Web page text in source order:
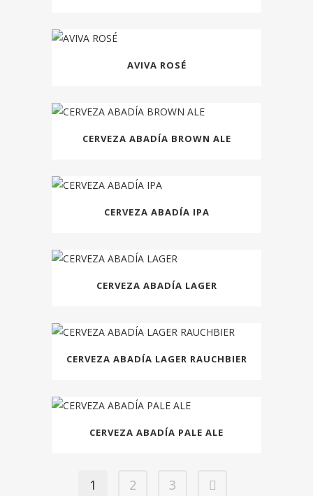
AVIVA ROSÉ
CERVEZA ABADÍA BROWN ALE
CERVEZA ABADÍA IPA
CERVEZA ABADÍA LAGER
CERVEZA ABADÍA LAGER RAUCHBIER
CERVEZA ABADÍA PALE ALE
1 2 3